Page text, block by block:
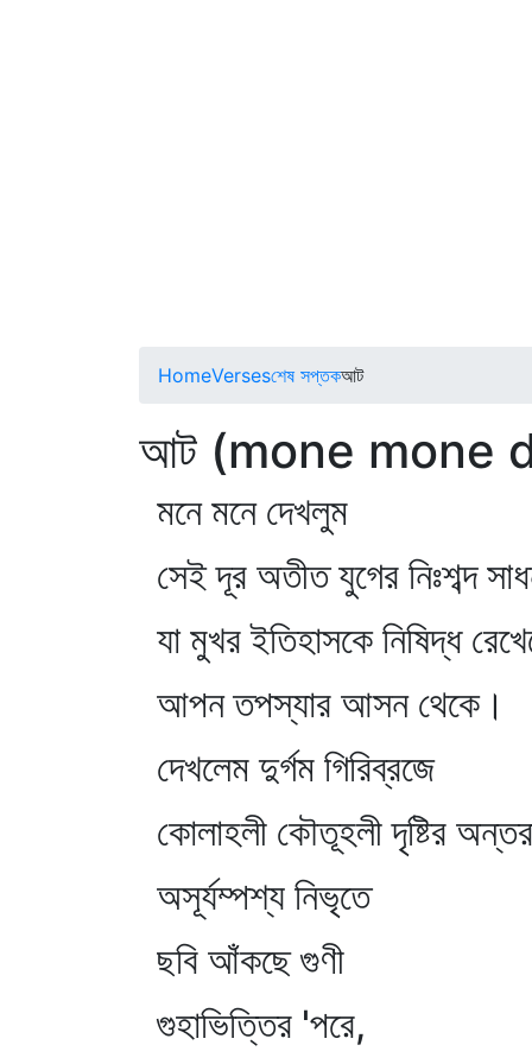
HomeVersesশেষ সপ্তকআট
আট (mone mone
মনে মনে দেখলুম
সেই দূর অতীত যুগের নিঃশব্দ
যা মুখর ইতিহাসকে নিষিদ্ধ
আপন তপস্যার আসন থেকে।
দেখলেম দুর্গম গিরিব্রজে
কোলাহলী কৌতূহলী দৃষ্টির
অসূর্যম্পশ্য নিভৃতে
ছবি আঁকছে গুণী
গুহাভিত্তির 'পরে,